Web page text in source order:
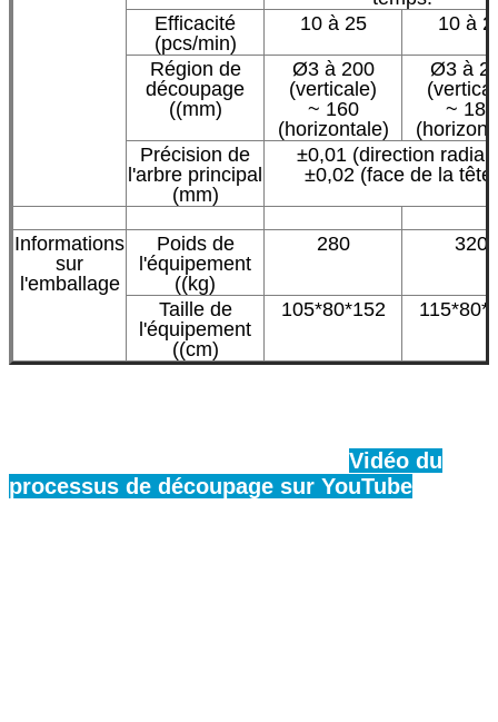
Efficacité
(pcs/min)
10 à 25 10 à
Région de
découpage
((mm)
Ø3 à 200
(verticale)
~ 160
(horizontale)
Ø3 à
~ 180
Précision de
l'arbre principal
(mm)
±0,01 (direction
±0,02 (face de la tête)
Informations
sur
l'emballage
Poids de
l'équipement
((kg)
280 320
Taille de
l'équipement
((cm)
105*80*152
Vidéo du
processus de découpage sur YouTube